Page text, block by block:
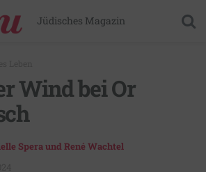
Jüdisches Magazin
Wind bei Or
Spera und René Wachtel